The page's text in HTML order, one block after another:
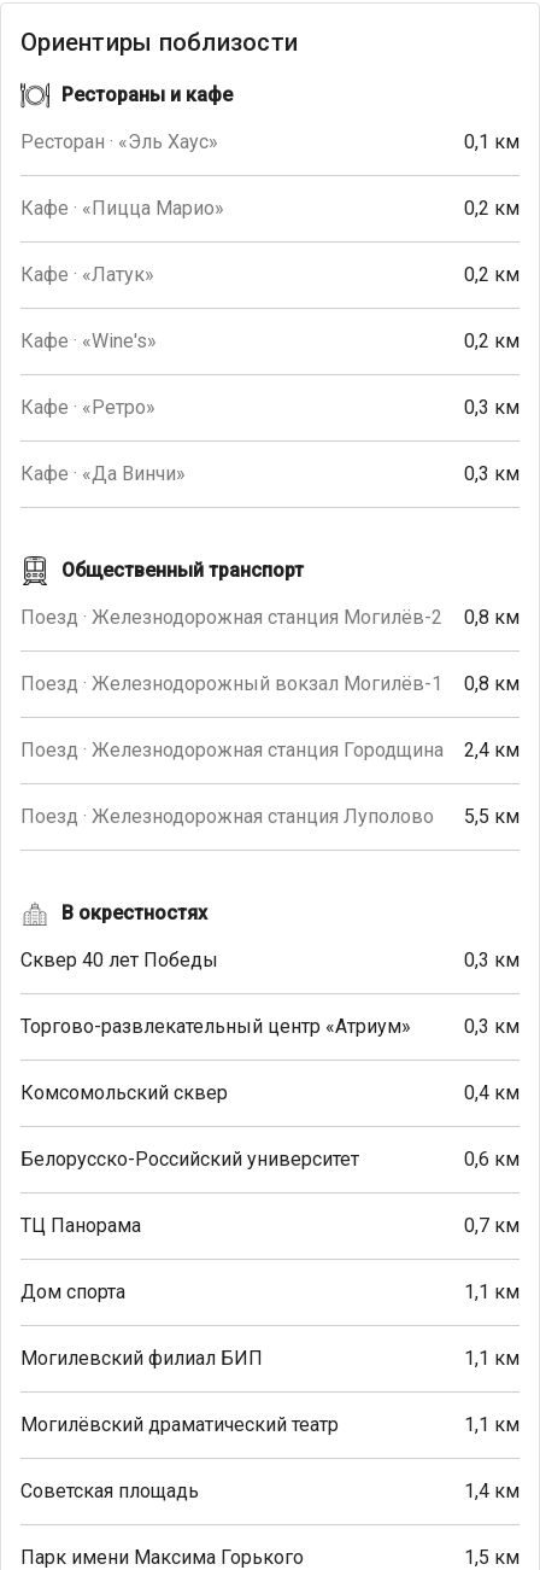
Ориентиры поблизости
Рестораны и кафе
Ресторан · «Эль Хаус» 0,1 км
Кафе · «Пицца Марио» 0,2 км
Кафе · «Латук» 0,2 км
Кафе · «Wine's» 0,2 км
Кафе · «Ретро» 0,3 км
Кафе · «Да Винчи» 0,3 км
Общественный транспорт
Поезд · Железнодорожная станция Могилёв-2 0,8 км
Поезд · Железнодорожный вокзал Могилёв-1 0,8 км
Поезд · Железнодорожная станция Городщина 2,4 км
Поезд · Железнодорожная станция Луполово 5,5 км
В окрестностях
Сквер 40 лет Победы 0,3 км
Торгово-развлекательный центр «Атриум» 0,3 км
Комсомольский сквер 0,4 км
Белорусско-Российский университет 0,6 км
ТЦ Панорама 0,7 км
Дом спорта 1,1 км
Могилевский филиал БИП 1,1 км
Могилёвский драматический театр 1,1 км
Советская площадь 1,4 км
Парк имени Максима Горького 1,5 км